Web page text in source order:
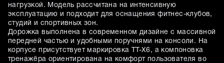
нагрузкой. Модель рассчитана на интенсивную
эксплуатацию и подходит для оснащения фитнес-клубов,
студий и спортивных зон.
Дорожка выполнена в современном дизайне с массивной
передней частью и удобными поручнями на консоли. На
корпусе присутствует маркировка TT-X6, а компоновка
тренажёра ориентирована на комфорт пользователя во